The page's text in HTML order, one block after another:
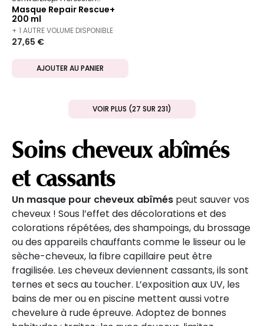
Masque Repair Rescue+
200 ml
+ 1 AUTRE VOLUME DISPONIBLE
27,65 €
AJOUTER AU PANIER
VOIR PLUS (27 SUR 231)
Soins cheveux abîmés
et cassants
Un masque pour cheveux abîmés peut sauver vos
cheveux ! Sous l’effet des décolorations et des
colorations répétées, des shampoings, du brossage
ou des appareils chauffants comme le lisseur ou le
sèche-cheveux, la fibre capillaire peut être
fragilisée. Les cheveux deviennent cassants, ils sont
ternes et secs au toucher. L’exposition aux UV, les
bains de mer ou en piscine mettent aussi votre
chevelure à rude épreuve. Adoptez de bonnes